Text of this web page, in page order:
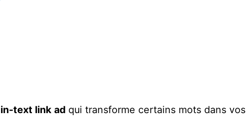
in-text link ad qui transforme certains mots dans vos